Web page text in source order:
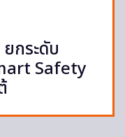
กระดับ
Safety